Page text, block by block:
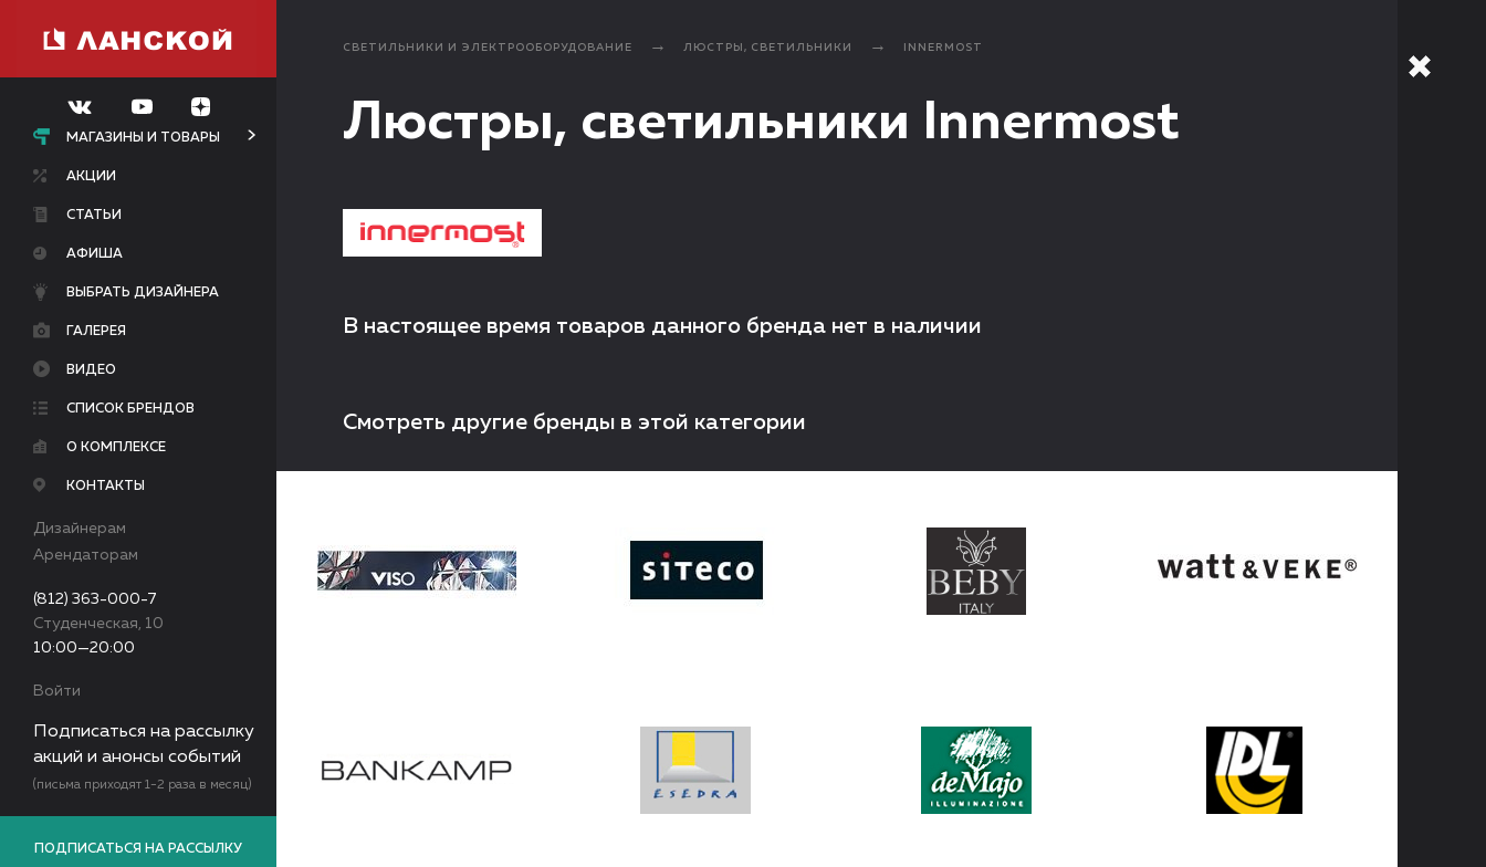
МАГАЗИНЫ И ТОВАРЫ
АКЦИИ
СТАТЬИ
АФИША
ВЫБРАТЬ ДИЗАЙНЕРА
ГАЛЕРЕЯ
ВИДЕО
СПИСОК БРЕНДОВ
О КОМПЛЕКСЕ
КОНТАКТЫ
Дизайнерам
Арендаторам
(812) 363-000-7
Студенческая, 10
10:00—20:00
Войти
Подписаться на рассылку
акций и анонсы событий
(письма приходят 1-2 раза в месяц)
ПОДПИСАТЬСЯ НА РАССЫЛКУ
СВЕТИЛЬНИКИ И ЭЛЕКТРООБОРУДОВАНИЕ ЛЮСТРЫ, СВЕТИЛЬНИКИ INNERMOST
Люстры, светильники Innermost
В настоящее время товаров данного бренда нет в наличии
Смотреть другие бренды в этой категории